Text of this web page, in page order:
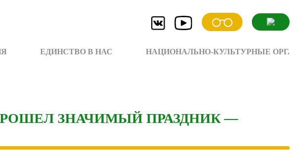
ЕДИНСТВО В НАС НАЦИОНАЛЬНО-КУЛЬТУРНЫЕ ОРГ.
ЗНАЧИМЫЙ ПРАЗДНИК —